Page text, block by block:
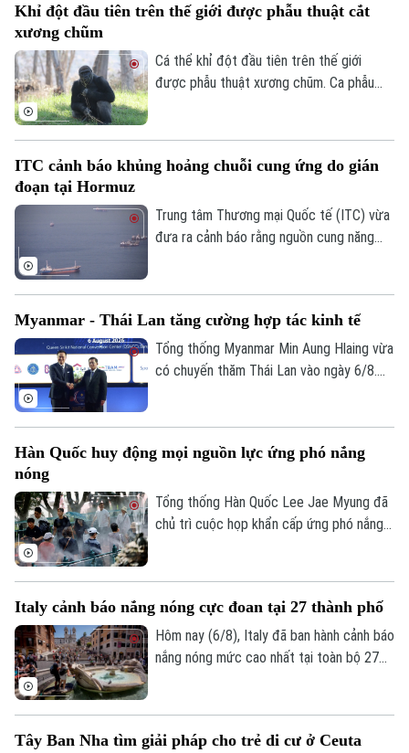
Chuyên mục
Thời sự
Hà Nội
Chính trị
Hà Nội
qua hàng nghìn bức ảnh từ hệ thống bẫy
dung về tập tính và môi trường sống của
một trong những loài chó hoang dã ít
Khỉ đột đầu tiên trên thế giới được phẫu thuật cắt
xương chũm
Cá thể khỉ đột đầu tiên trên thế giới
được phẫu thuật xương chũm. Ca phẫu
điều trị tình trạng nhiễm trùng đã lan đến
ITC cảnh báo khủng hoảng chuỗi cung ứng do gián
đoạn tại Hormuz
Trung tâm Thương mại Quốc tế (ITC) vừa
đưa ra cảnh báo rằng nguồn cung năng
Hormuz bị gián đoạn.
Myanmar - Thái Lan tăng cường hợp tác kinh tế
Tổng thống Myanmar Min Aung Hlaing vừa
có chuyến thăm Thái Lan vào ngày 6/8.
Hàn Quốc huy động mọi nguồn lực ứng phó nắng
nóng
Tổng thống Hàn Quốc Lee Jae Myung đã
chủ trì cuộc họp khẩn cấp ứng phó nắng
báo đạt đỉnh tại thủ đô Seoul trong ngày
6/8, với nhiệt độ có thể lên tới 39 độ C.
Thời tiết cực đoan này đến nay đã khiến
Italy cảnh báo nắng nóng cực đoan tại 27 thành phố
Hôm nay (6/8), Italy đã ban hành cảnh báo
nắng nóng mức cao nhất tại toàn bộ 27
Tây Ban Nha tìm giải pháp cho trẻ di cư ở Ceuta